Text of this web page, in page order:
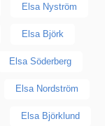
Elsa Nyström
Elsa Björk
Elsa Söderberg
Elsa Nordström
Elsa Björklund